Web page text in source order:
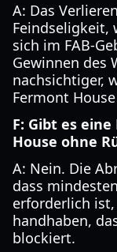
A: Das
Feindseligkeit,
sich im FAB-
Gewinnen des
nachsichtiger,
Fermont
F: Gibt es
House ohne
A: Nein. Die
dass
erforderlich
handhaben,
blockiert.